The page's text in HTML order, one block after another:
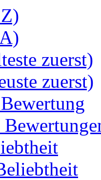
zuerst)
zuerst)